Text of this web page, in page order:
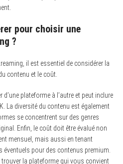
pour choisir une
?
il est essentiel de considérer la
contenu et le coût.
d’une plateforme à l’autre et peut inclure
La diversité du contenu est également
se concentrent sur des genres
Enfin, le coût doit être évalué non
mensuel, mais aussi en tenant
pour des contenus premium.
trouver la plateforme qui vous convient